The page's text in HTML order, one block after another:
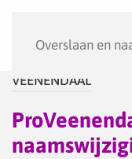
Overslaan en
VEENENDAAL